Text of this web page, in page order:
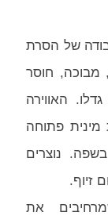
של הסרת
מבוכה, חוסר
האווירה
פתוחה
נוצרים
זיוף.
את